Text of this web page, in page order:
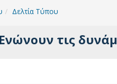
Δελτία Τύπου
τις